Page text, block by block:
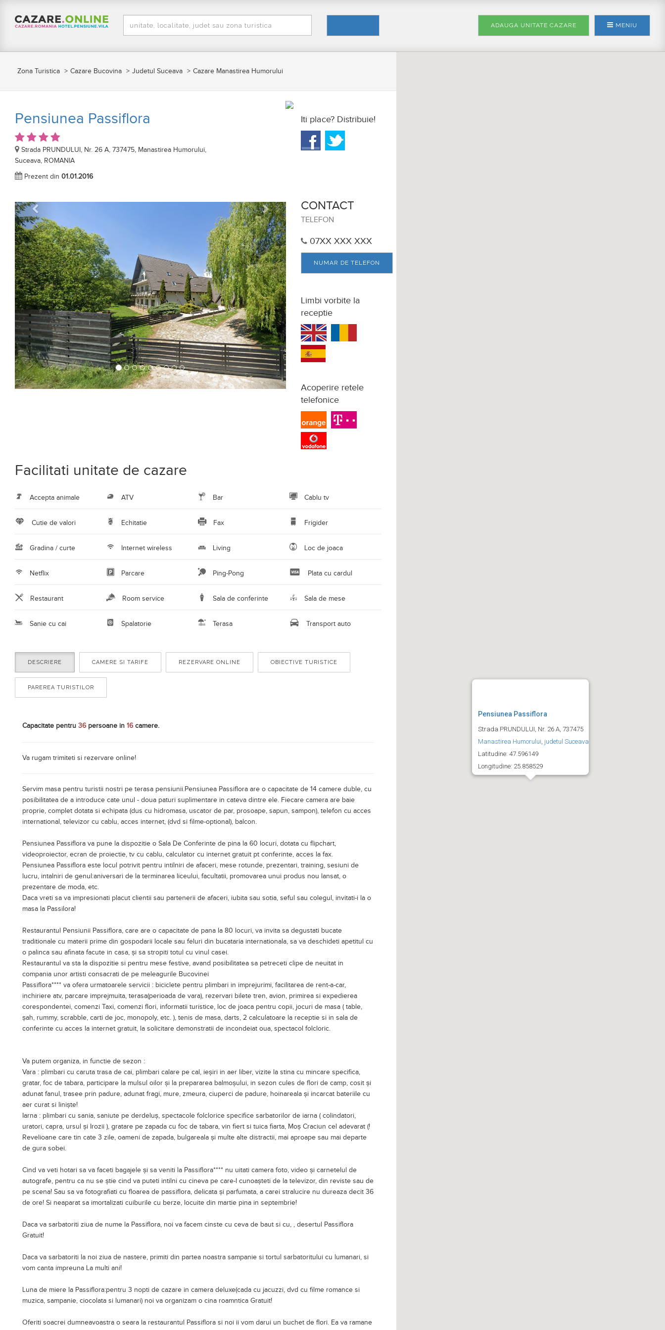
MENIU
ADAUGA UNITATE CAZARE
Zona Turistica Cazare Bucovina Judetul Suceava Cazare Manastirea Humorului
Pensiunea Passiflora
Strada PRUNDULUI, Nr. 26 A, 737475, Manastirea Humorului,
Suceava, ROMANIA
Prezent din 01.01.2016
Iti place? Distribuie!
UrmatorCONTACT
TELEFON
07XX XXX XXX
NUMAR DE TELEFON
Limbi vorbite la
receptie
Acoperire retele
telefonice
Facilitati unitate de cazare
Accepta animale ATV Bar Cablu tv
Cutie de valori Echitatie Fax Frigider
Gradina / curte Internet wireless Living Loc de joaca
Netflix Parcare Ping-Pong Plata cu cardul
Restaurant Room service Sala de conferinte Sala de mese
Sanie cu cai Spalatorie Terasa Transport auto
DESCRIERE CAMERE SI TARIFE REZERVARE ONLINE OBIECTIVE TURISTICE
PAREREA TURISTILOR
Capacitate pentru 36 persoane in 16 camere.
Va rugam trimiteti si rezervare online!
Servim masa pentru turistii nostri pe terasa pensiunii.Pensiunea Passiflora are o capacitate de 14 camere duble, cu
posibilitatea de a introduce cate unul - doua paturi suplimentare in cateva dintre ele. Fiecare camera are baie
proprie, complet dotata si echipata (dus cu hidromasa, uscator de par, prosoape, sapun, sampon), telefon cu acces
international, televizor cu cablu, acces internet, (dvd si filme-optional), balcon.
Pensiunea Passiflora va pune la dispozitie o Sala De Conferinte de pina la 60 locuri, dotata cu flipchart,
videoproiector, ecran de proiectie, tv cu cablu, calculator cu internet gratuit pt conferinte, acces la fax.
Pensiunea Passiflora este locul potrivit pentru intilniri de afaceri, mese rotunde, prezentari, training, sesiuni de
lucru, intalniri de genul:aniversari de la terminarea liceului, facultatii, promovarea unui produs nou lansat, o
prezentare de moda, etc.
Daca vreti sa va impresionati placut clientii sau partenerii de afaceri, iubita sau sotia, seful sau colegul, invitati-i la o
masa la Passilora!
Restaurantul Pensiunii Passiflora, care are o capacitate de pana la 80 locuri, va invita sa degustati bucate
traditionale cu materii prime din gospodarii locale sau feluri din bucataria internationala, sa va deschideti apetitul cu
o palinca sau afinata facute in casa, și sa stropiti totul cu vinul casei.
Restaurantul va sta la dispozitie si pentru mese festive, avand posibilitatea sa petreceti clipe de neuitat in
compania unor artisti consacrati de pe meleagurile Bucovinei
Passiflora**** va ofera urmatoarele servicii : biciclete pentru plimbari in imprejurimi, facilitarea de rent-a-car,
inchiriere atv, parcare imprejmuita, terasa(perioada de vara), rezervari bilete tren, avion, primirea si expedierea
corespondentei, comenzi Taxi, comenzi flori, informatii turistice, loc de joaca pentru copii, jocuri de masa ( table,
șah, rummy, scrabble, carti de joc, monopoly, etc. ), tenis de masa, darts, 2 calculatoare la receptie si in sala de
conferinte cu acces la internet gratuit, la solicitare demonstratii de incondeiat oua, spectacol folcloric.
Va putem organiza, in functie de sezon :
Vara : plimbari cu caruta trasa de cai, plimbari calare pe cal, ieșiri in aer liber, vizite la stina cu mincare specifica,
gratar, foc de tabara, participare la mulsul oilor și la prepararea balmoșului, in sezon cules de flori de camp, cosit și
adunat fanul, trasee prin padure, adunat fragi, mure, zmeura, ciuperci de padure, hoinareala și incarcat bateriile cu
aer curat si liniște!
Iarna : plimbari cu sania, saniute pe derdeluș, spectacole folclorice specifice sarbatorilor de iarna ( colindatori,
uratori, capra, ursul și Irozii ), gratare pe zapada cu foc de tabara, vin fiert si tuica fiarta, Moș Craciun cel adevarat (!
Revelioane care tin cate 3 zile, oameni de zapada, bulgareala și multe alte distractii, mai aproape sau mai departe
de gura sobei.
Cind va veti hotari sa va faceti bagajele și sa veniti la Passiflora**** nu uitati camera foto, video și carnetelul de
autografe, pentru ca nu se știe cind va puteti intilni cu cineva pe care-l cunoașteti de la televizor, din reviste sau de
pe scena! Sau sa va fotografiati cu floarea de passiflora, delicata și parfumata, a carei stralucire nu dureaza decit 36
de ore! Si neaparat sa imortalizati cuiburile cu berze, locuite din martie pina in septembrie!
Daca va sarbatoriti ziua de nume la Passiflora, noi va facem cinste cu ceva de baut si cu, , desertul Passiflora
Gratuit!
Daca va sarbatoriti la noi ziua de nastere, primiti din partea noastra sampanie si tortul sarbatoritului cu lumanari, si
vom canta impreuna La multi ani!
Luna de miere la Passiflora:pentru 3 nopti de cazare in camera deluxe(cada cu jacuzzi, dvd cu filme romance si
muzica, sampanie, ciocolata si lumanari) noi va organizam o cina roamntica Gratuit!
Oferiti soacrei dumneavoastra o seara la restaurantul Passiflora si noi ii vom darui un buchet de flori. Ea va ramane
Pensiunea Passiflora
Strada PRUNDULUI, Nr. 26 A, 737475
Manastirea Humorului judetul Suceava
Latitudine: 47.596149
Longitudine: 25.858529